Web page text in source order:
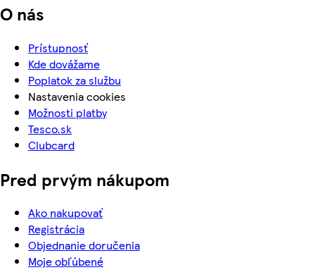
O nás
Prístupnosť
Kde dovážame
Poplatok za službu
Nastavenia cookies
Možnosti platby
Tesco.sk
Clubcard
Pred prvým nákupom
Ako nakupovať
Registrácia
Objednanie doručenia
Moje obľúbené